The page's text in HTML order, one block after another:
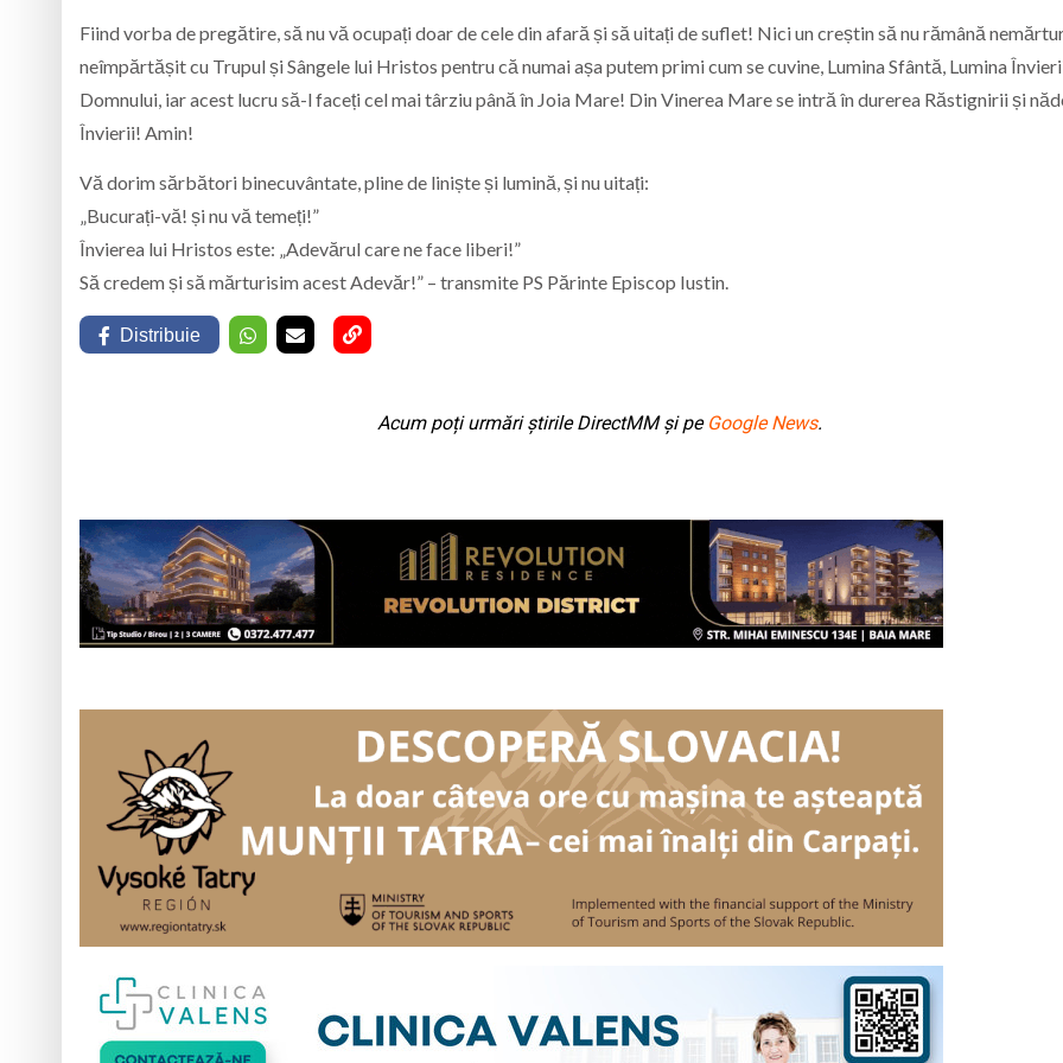
Fiind vorba de pregătire, să nu vă ocupați doar de cele din afară și să uitați de suflet! Nici un creștin să nu rămână
neîmpărtășit cu Trupul și Sângele lui Hristos pentru că numai așa putem primi cum se cuvine, Lumina Sfântă, Lumina
Domnului, iar acest lucru să-l faceți cel mai târziu până în Joia Mare! Din Vinerea Mare se intră în durerea Răstignirii și
Învierii! Amin!
Vă dorim sărbători binecuvântate, pline de liniște și lumină, și nu uitați:
„Bucurați-vă! și nu vă temeți!”
Învierea lui Hristos este: „Adevărul care ne face liberi!”
Să credem și să mărturisim acest Adevăr!” – transmite PS Părinte Episcop Iustin.
Distribuie
Acum poți urmări știrile DirectMM și pe Google News.